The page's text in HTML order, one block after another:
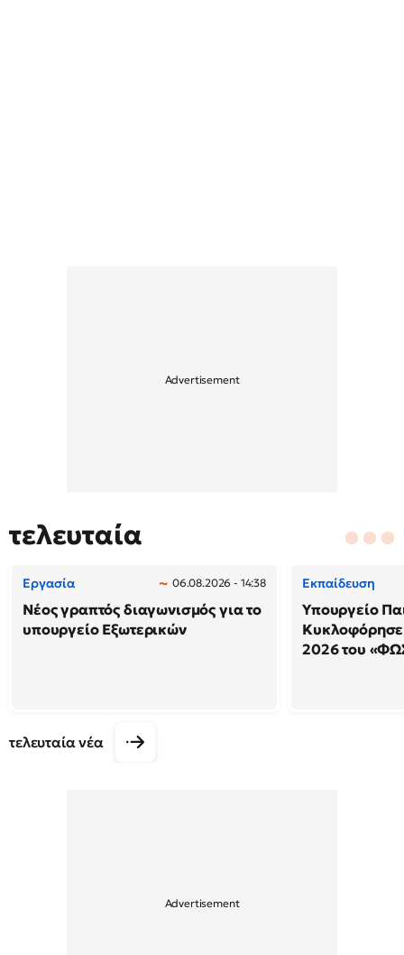
τελευταία
Εργασία 06.08.2026 - 14:38
Νέος γραπτός διαγωνισμός για το
υπουργείο Εξωτερικών
Εκπαίδευση
Υπουργείο
Κυκλοφόρησε
2026 του
τελευταία νέα